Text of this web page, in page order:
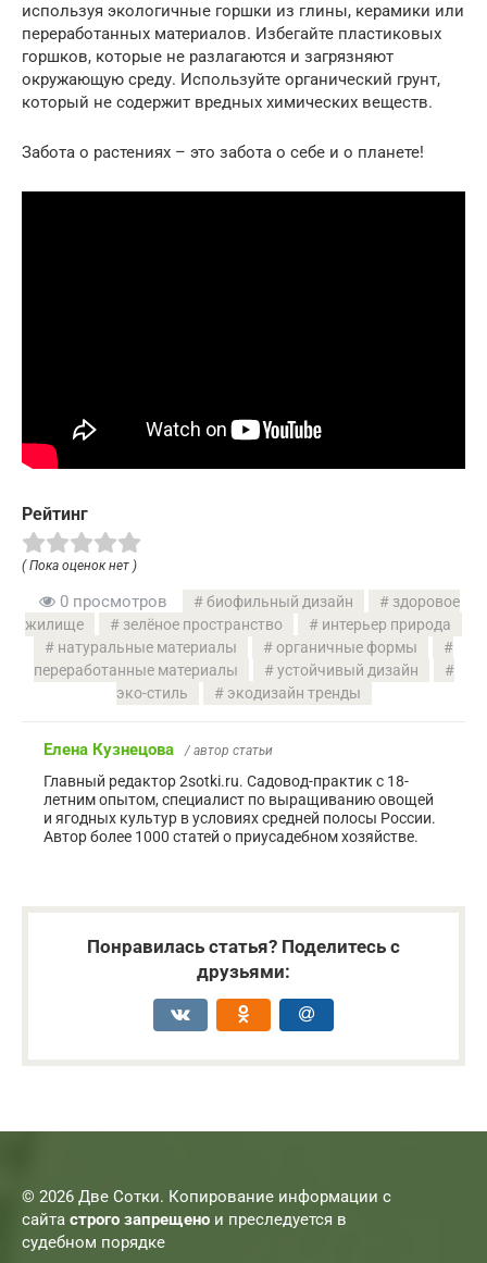
используя экологичные горшки из глины, керамики или
переработанных материалов. Избегайте пластиковых
горшков, которые не разлагаются и загрязняют
окружающую среду. Используйте органический грунт,
который не содержит вредных химических веществ.
Забота о растениях – это забота о себе и о планете!
Рейтинг
( Пока оценок нет )
0 просмотров биофильный дизайн
здоровое
жилище
зелёное пространство
интерьер природа
натуральные материалы
органичные формы
переработанные материалы
устойчивый дизайн
эко-стиль
экодизайн тренды
Елена Кузнецова / автор статьи
Главный редактор 2sotki.ru. Садовод-практик с 18-
летним опытом, специалист по выращиванию овощей
и ягодных культур в условиях средней полосы России.
Автор более 1000 статей о приусадебном хозяйстве.
Понравилась статья? Поделитесь с
друзьями:
© 2026 Две Сотки. Копирование информации с
сайта строго запрещено и преследуется в
судебном порядке